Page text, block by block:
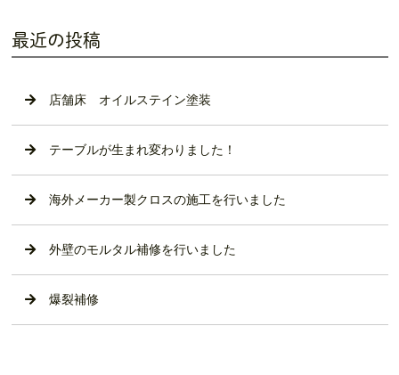
最近の投稿
店舗床 オイルステイン塗装
テーブルが生まれ変わりました！
海外メーカー製クロスの施工を行いました
外壁のモルタル補修を行いました
爆裂補修